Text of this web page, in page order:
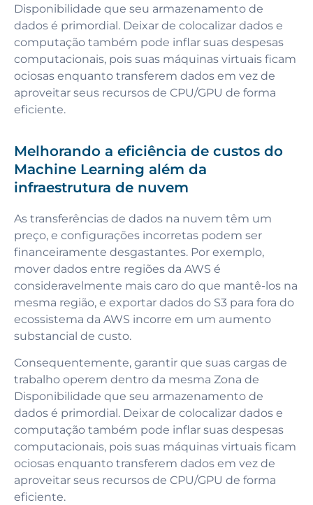
Disponibilidade que seu armazenamento de
dados é primordial. Deixar de colocalizar dados e
computação também pode inflar suas despesas
computacionais, pois suas máquinas virtuais ficam
ociosas enquanto transferem dados em vez de
aproveitar seus recursos de CPU/GPU de forma
eficiente.
Melhorando a eficiência de custos do
Machine Learning além da
infraestrutura de nuvem
As transferências de dados na nuvem têm um
preço, e configurações incorretas podem ser
financeiramente desgastantes. Por exemplo,
mover dados entre regiões da AWS é
consideravelmente mais caro do que mantê-los na
mesma região, e exportar dados do S3 para fora do
ecossistema da AWS incorre em um aumento
substancial de custo.
Consequentemente, garantir que suas cargas de
trabalho operem dentro da mesma Zona de
Disponibilidade que seu armazenamento de
dados é primordial. Deixar de colocalizar dados e
computação também pode inflar suas despesas
computacionais, pois suas máquinas virtuais ficam
ociosas enquanto transferem dados em vez de
aproveitar seus recursos de CPU/GPU de forma
eficiente.